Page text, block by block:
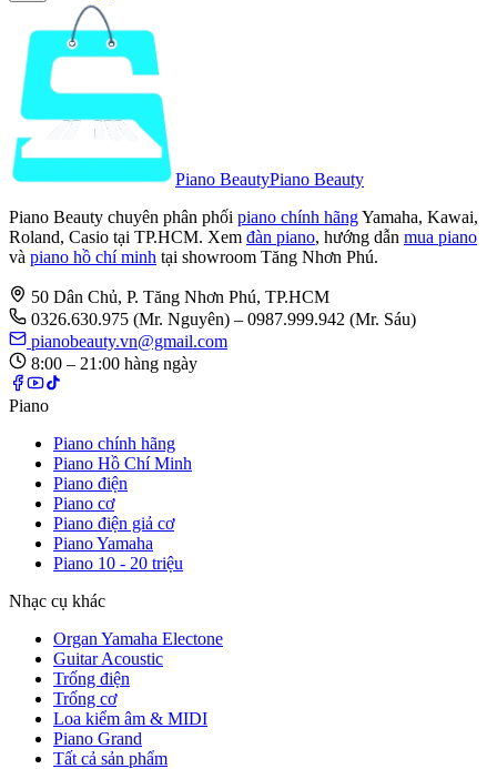
Piano BeautyPiano Beauty
Piano Beauty chuyên phân phối piano chính hãngYamaha, Kawai,
Roland, Casio tại TP.HCM. Xem đàn piano, hướng dẫn mua piano
và piano hồ chí minh tại showroom Tăng Nhơn Phú.
50 Dân Chủ, P. Tăng Nhơn Phú, TP.HCM
0326.630.975 (Mr. Nguyên) – 0987.999.942 (Mr. Sáu)
pianobeauty.vn@gmail.com
8:00 – 21:00 hàng ngày
Piano
Piano chính hãng
Piano Hồ Chí Minh
Piano điện
Piano cơ
Piano điện giả cơ
Piano Yamaha
Piano 10 - 20 triệu
Nhạc cụ khác
Organ Yamaha Electone
Guitar Acoustic
Trống điện
Trống cơ
Loa kiểm âm & MIDI
Piano Grand
Tất cả sản phẩm